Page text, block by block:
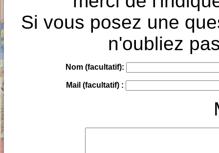
Si vous posez une
n'oubliez
Nom (facultatif):
Mail (facultatif) :